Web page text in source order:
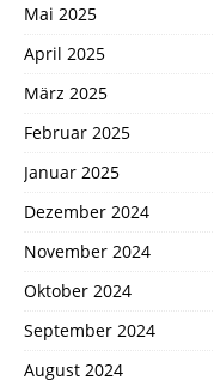
Mai 2025
April 2025
März 2025
Februar 2025
Januar 2025
Dezember 2024
November 2024
Oktober 2024
September 2024
August 2024